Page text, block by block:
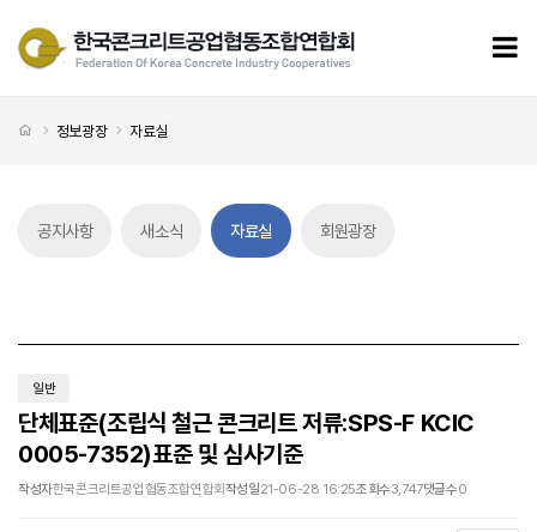
처음으로
정보광장 자료실
공지사항 새소식 자료실 회원광장
일반
단체표준(조립식 철근 콘크리트 저류:SPS-F KCIC
0005-7352)표준 및 심사기준
작성자한국콘크리트공업협동조합연합회작성일21-06-28 16:25조회수3,747댓글수0